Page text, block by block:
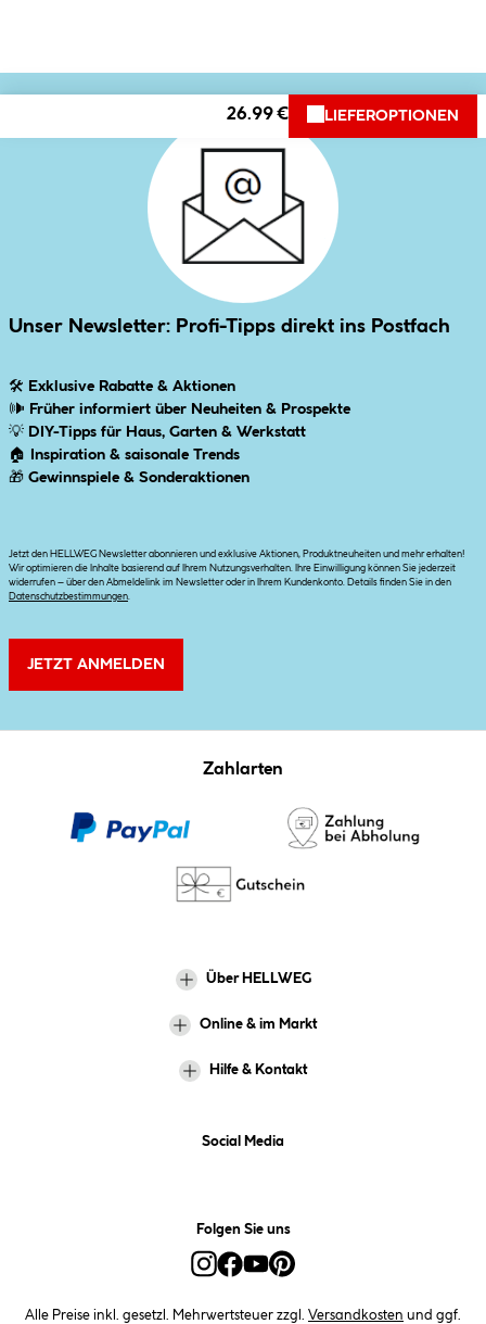
26.99 € LIEFEROPTIONEN
Unser Newsletter: Profi-Tipps direkt ins Postfach
🛠 Exklusive Rabatte & Aktionen
🕪 Früher informiert über Neuheiten & Prospekte
💡 DIY-Tipps für Haus, Garten & Werkstatt
🏠
Inspiration & saisonale Trends
🎁 Gewinnspiele & Sonderaktionen
Jetzt den HELLWEG Newsletter abonnieren und exklusive Aktionen, Produktneuheiten und mehr erhalten!
Wir optimieren die Inhalte basierend auf Ihrem Nutzungsverhalten. Ihre Einwilligung können Sie jederzeit
widerrufen – über den Abmeldelink im Newsletter oder in Ihrem Kundenkonto. Details finden Sie in den
Datenschutzbestimmungen
JETZT ANMELDEN
Zahlarten
Über HELLWEG
Online & im Markt
Hilfe & Kontakt
Social Media
Folgen Sie uns
Alle Preise inkl. gesetzl. Mehrwertsteuer zzgl. Versandkosten und ggf.